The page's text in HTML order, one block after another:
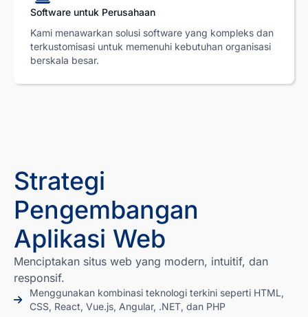
Software untuk Perusahaan
Kami menawarkan solusi software yang kompleks dan
terkustomisasi untuk memenuhi kebutuhan organisasi
berskala besar.
Strategi
Pengembangan
Aplikasi Web
Menciptakan situs web yang modern, intuitif, dan
responsif.
Menggunakan kombinasi teknologi terkini seperti HTML,
CSS, React, Vue.js, Angular, .NET, dan PHP